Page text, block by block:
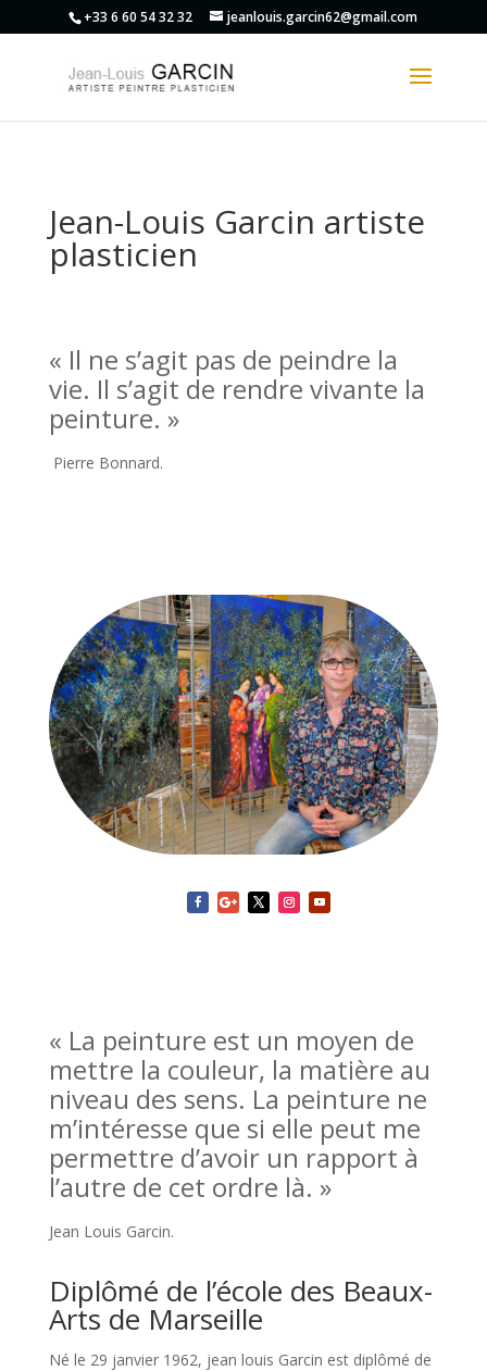
+33 6 60 54 32 32 jeanlouis.garcin62@gmail.com
Jean-Louis Garcin artiste
plasticien
« Il ne s’agit pas de peindre la
vie. Il s’agit de rendre vivante la
peinture. »
Pierre Bonnard.
« La peinture est un moyen de
mettre la couleur, la matière au
niveau des sens. La peinture ne
m’intéresse que si elle peut me
permettre d’avoir un rapport à
l’autre de cet ordre là. »
Jean Louis Garcin.
Diplômé de l’école des Beaux-
Arts de Marseille
Né le 29 janvier 1962, jean louis Garcin est diplômé de